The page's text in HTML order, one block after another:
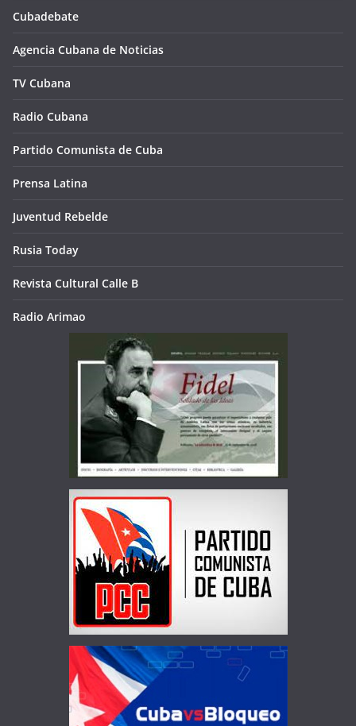
Cubadebate
Agencia Cubana de Noticias
TV Cubana
Radio Cubana
Partido Comunista de Cuba
Prensa Latina
Juventud Rebelde
Rusia Today
Revista Cultural Calle B
Radio Arimao